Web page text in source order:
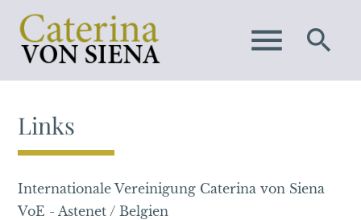
menu search
Suchbegriffe
Links
Internationale Vereinigung Caterina von Siena
VoE - Astenet / Belgien